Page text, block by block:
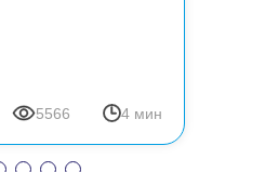
5566 4 мин